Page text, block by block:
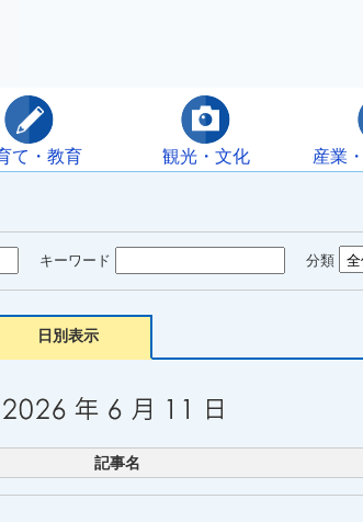
て・教育 観光・文化 産業
キーワード 分類
日別表示
記事名